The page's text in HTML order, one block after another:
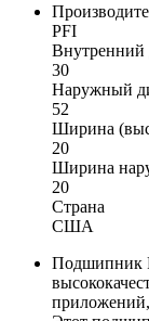
PFI
Внутренний
30
Наружный
52
Ширина
20
Ширина
20
Страна
США
Подшипник